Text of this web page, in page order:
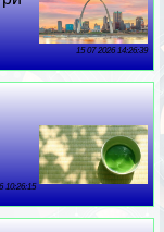
15 07 2026 14:26:39
10:26:15